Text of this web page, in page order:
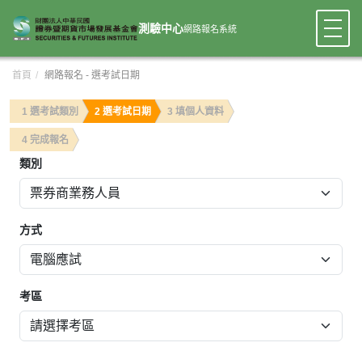
測驗中心網路報名系統
:::
首頁 網路報名 - 選考試日期
1 選考試類別 2 選考試日期 3 填個人資料
4 完成報名
類別
方式
考區